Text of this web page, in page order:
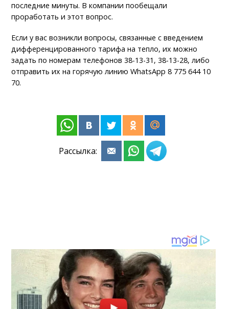
последние минуты. В компании пообещали
проработать и этот вопрос.
Если у вас возникли вопросы, связанные с введением
дифференцированного тарифа на тепло, их можно
задать по номерам телефонов 38-13-31, 38-13-28, либо
отправить их на горячую линию WhatsApp 8 775 644 10
70.
Рассылка: